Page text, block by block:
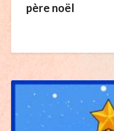
père noël